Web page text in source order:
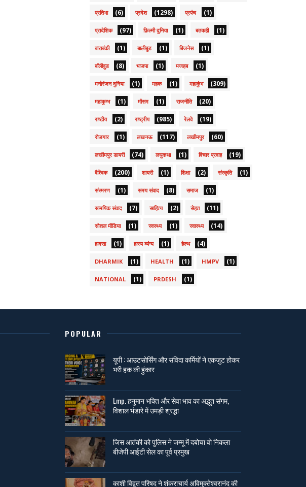
प्रतिभा (6) प्रदेश (1298) प्रपंच (1)
प्रादेशिक (97) फ़िल्मी दुनिया (1) बतकही (1)
बाराबंकी (1) बालीबुड (1) बिजनेस (1)
बॉलीवुड (8) भाजपा (1) मजहब (1)
मनोरंजन दुनिया (1) महक (1) महाकुंभ (309)
महाकुम्भ (1) मौसम (1) राजनीति (20)
राष्टीय (2) राष्ट्रीय (985) रेलवे (19)
रोजगार (1) लखनऊ (117) लखीमपुर (60)
लखीमपुर डायरी (74) लघुकथा (1) विचार प्रवाह (19)
वैश्विक (200) शायरी (1) शिक्षा (2) संस्कृति (1)
संस्मरण (1) समय संवाद (8) समाज (1)
सामयिक संवाद (7) साहित्य (2) सेहत (11)
सोशल मीडिया (1) स्वस्थ्य (1) स्वास्थ्य (14)
हादसा (1) हास्य व्यंग्य (1) हेल्थ (4)
DHARMIK (1) HEALTH (1) HMPV (1)
NATIONAL (1) PRDESH (1)
POPULAR
यूपी : आउटसोर्सिंग और संविदा कर्मियों ने एकजुट होकर
भरी हक की हुंकार
Lmp. हनुमान भक्ति और सेवा भाव का अद्भुत संगम,
विशाल भंडारे में उमड़ी श्रद्धा
जिस आतंकी को पुलिस ने जम्मू में दबोचा वो निकला
बीजेपी आईटी सेल का पूर्व प्रमुख
काशी विद्वत परिषद ने शंकराचार्य अविमुक्तेश्वरानंद की